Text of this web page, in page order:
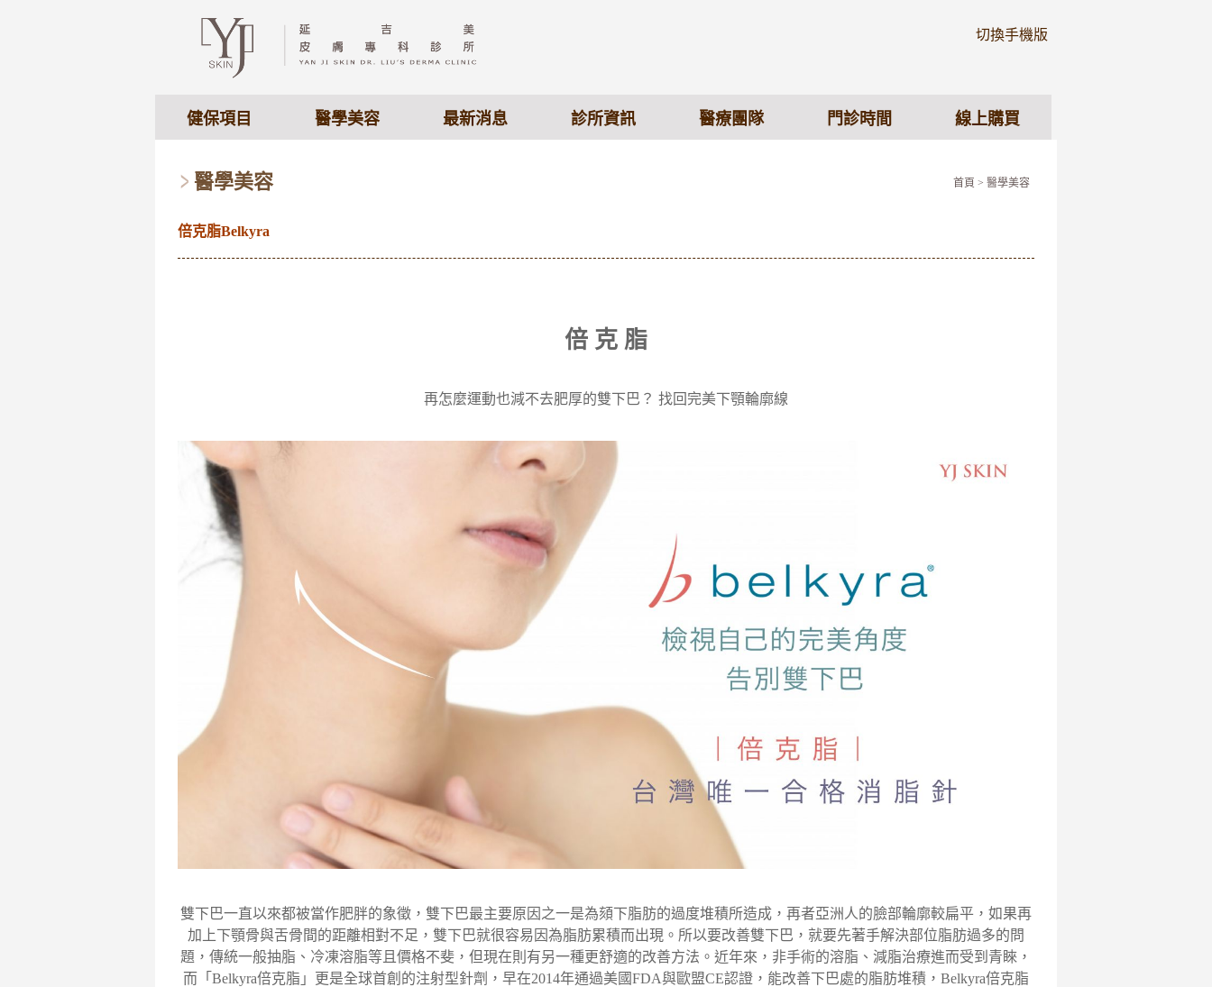
切換手機版
健保項目 醫學美容 最新消息 診所資訊 醫療團隊 門診時間 線上購買
醫學美容 首頁 > 醫學美容
倍克脂Belkyra
倍 克 脂
再怎麼運動也減不去肥厚的雙下巴？ 找回完美下顎輪廓線‎
雙下巴一直以來都被當作肥胖的象徵，雙下巴最主要原因之一是為頦下脂肪的過度堆積所造成，再者亞洲人的臉部輪廓較扁平，如果再
加上下顎骨與舌骨間的距離相對不足，雙下巴就很容易因為脂肪累積而出現。所以要改善雙下巴，就要先著手解決部位脂肪過多的問
題，傳統一般抽脂、冷凍溶脂等且價格不斐，但現在則有另一種更舒適的改善方法。近年來，非手術的溶脂、減脂治療進而受到青睞，
而「Belkyra倍克脂」更是全球首創的注射型針劑，早在2014年通過美國FDA與歐盟CE認證，能改善下巴處的脂肪堆積，Belkyra倍克脂